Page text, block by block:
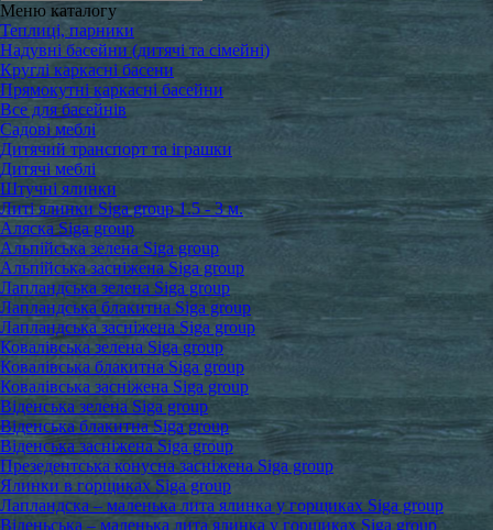
Меню каталогу
Теплиці, парники
Надувні басейни (дитячі та сімейні)
Круглі каркасні басени
Прямокутні каркасні басейни
Все для басейнів
Садові меблі
Дитячий транспорт та іграшки
Дитячі меблі
Штучні ялинки
Литі ялинки Siga group 1.5 - 3 м.
Аляска Siga group
Альпійська зелена Siga group
Альпійська засніжена Siga group
Лапландська зелена Siga group
Лапландська блакитна Siga group
Лапландська засніжена Siga group
Ковалівська зелена Siga group
Ковалівська блакитна Siga group
Ковалівська засніжена Siga group
Віденська зелена Siga group
Віденська блакитна Siga group
Віденська засніжена Siga group
Презедентська конусна засніжена Siga group
Ялинки в горщиках Siga group
Лапландска – маленька лита ялинка у горщиках Siga group
Віденьська – маленька лита ялинка у горщиках Siga group